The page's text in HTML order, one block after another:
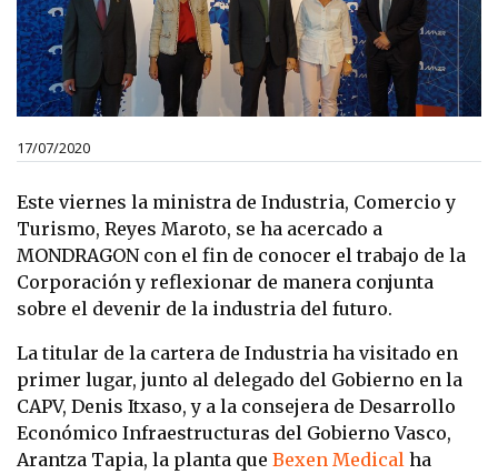
17/07/2020
Este viernes la ministra de Industria, Comercio y
Turismo, Reyes Maroto, se ha acercado a
MONDRAGON con el fin de conocer el trabajo de la
Corporación y reflexionar de manera conjunta
sobre el devenir de la industria del futuro.
La titular de la cartera de Industria ha visitado en
primer lugar, junto al delegado del Gobierno en la
CAPV, Denis Itxaso, y a la consejera de Desarrollo
Económico Infraestructuras del Gobierno Vasco,
Arantza Tapia, la planta que Bexen Medical ha